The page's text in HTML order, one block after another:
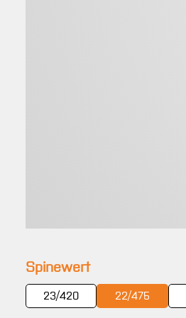
Spinewertauswählen
23/420 22/475